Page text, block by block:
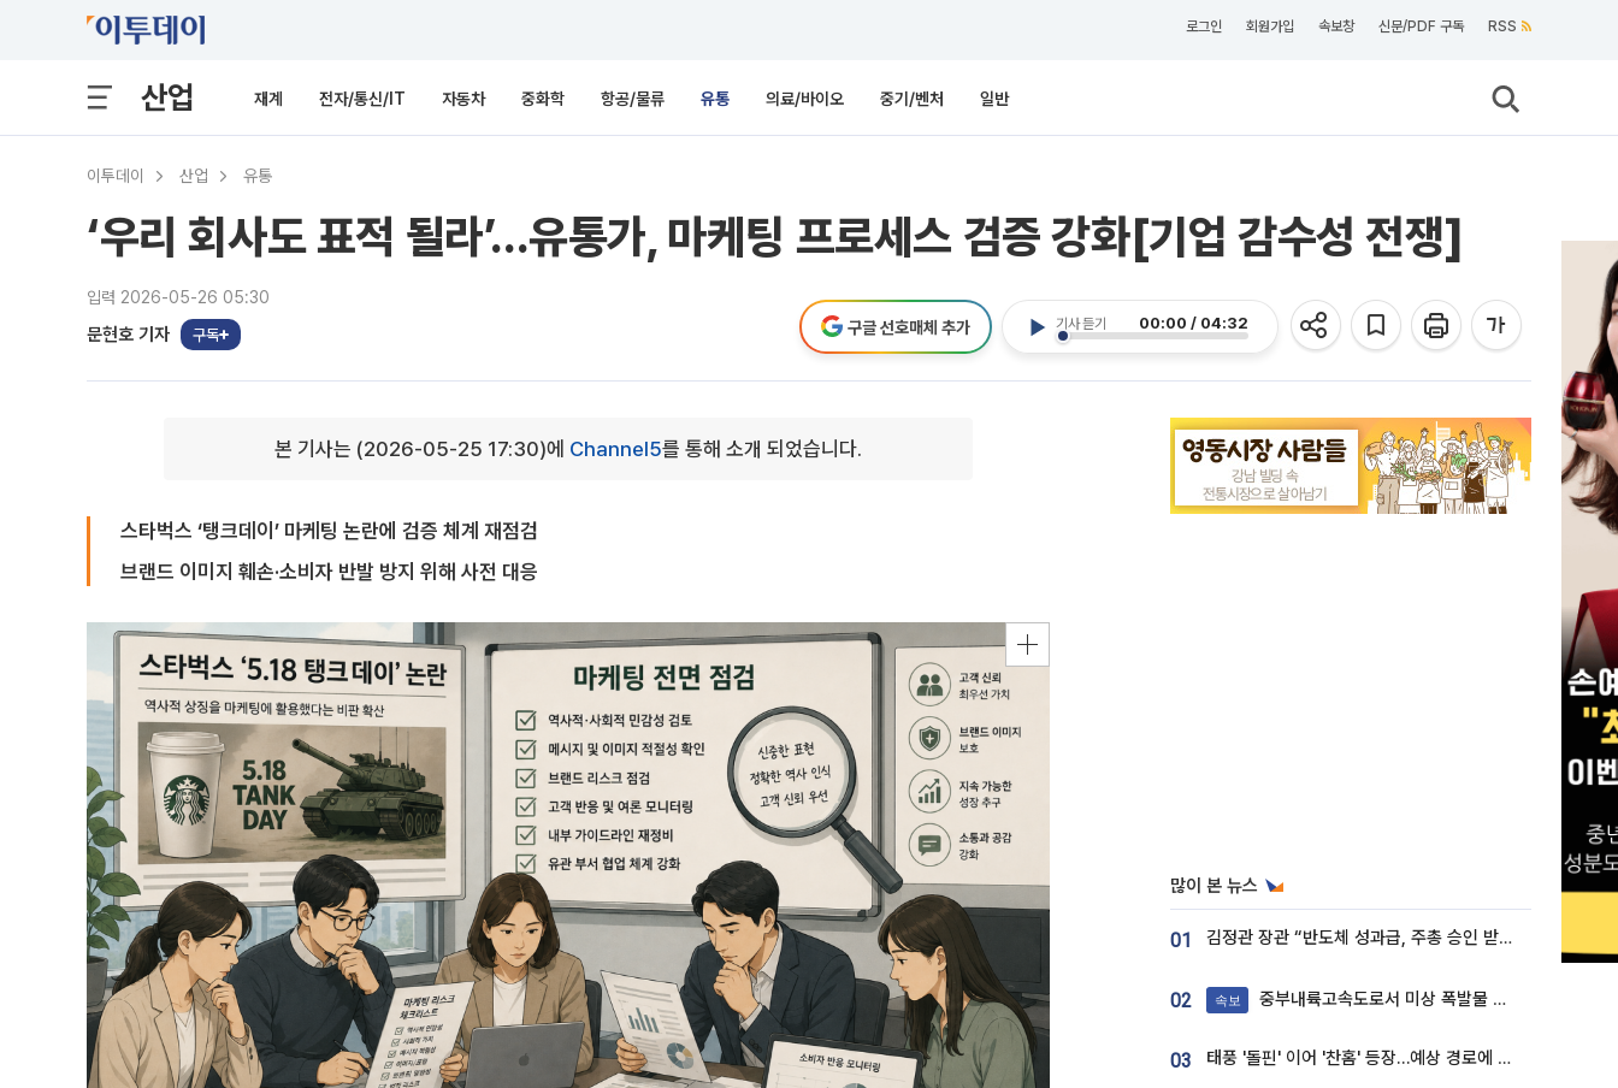
로그인 회원가입 속보창 신문/PDF 구독 RSS
산업 재계 전자/통신/IT 자동차 중화학 항공/물류 유통 의료/바이오 중기/벤처 일반
이투데이 산업 유통
‘우리 회사도 표적 될라’...유통가, 마케팅 프로세스 검증 강화[기업 감수성 전쟁]
입력 2026-05-26 05:30
문현호 기자 구독
기사 듣기 00:00 / 04:32
구글 선호매체 추가
본 기사는 (2026-05-25 17:30)에 Channel5를 통해 소개 되었습니다.
스타벅스 ‘탱크데이’ 마케팅 논란에 검증 체계 재점검
브랜드 이미지 훼손·소비자 반발 방지 위해 사전 대응
많이 본 뉴스
01 김정관 장관 “반도체 성과급, 주총 승인 받도록”…상법·자본시장법 개정 시사
02 속보 중부내륙고속도로서 미상 폭발물 발견
03 태풍 '돌핀' 이어 '찬홈' 등장…예상 경로에 한국 '한숨'